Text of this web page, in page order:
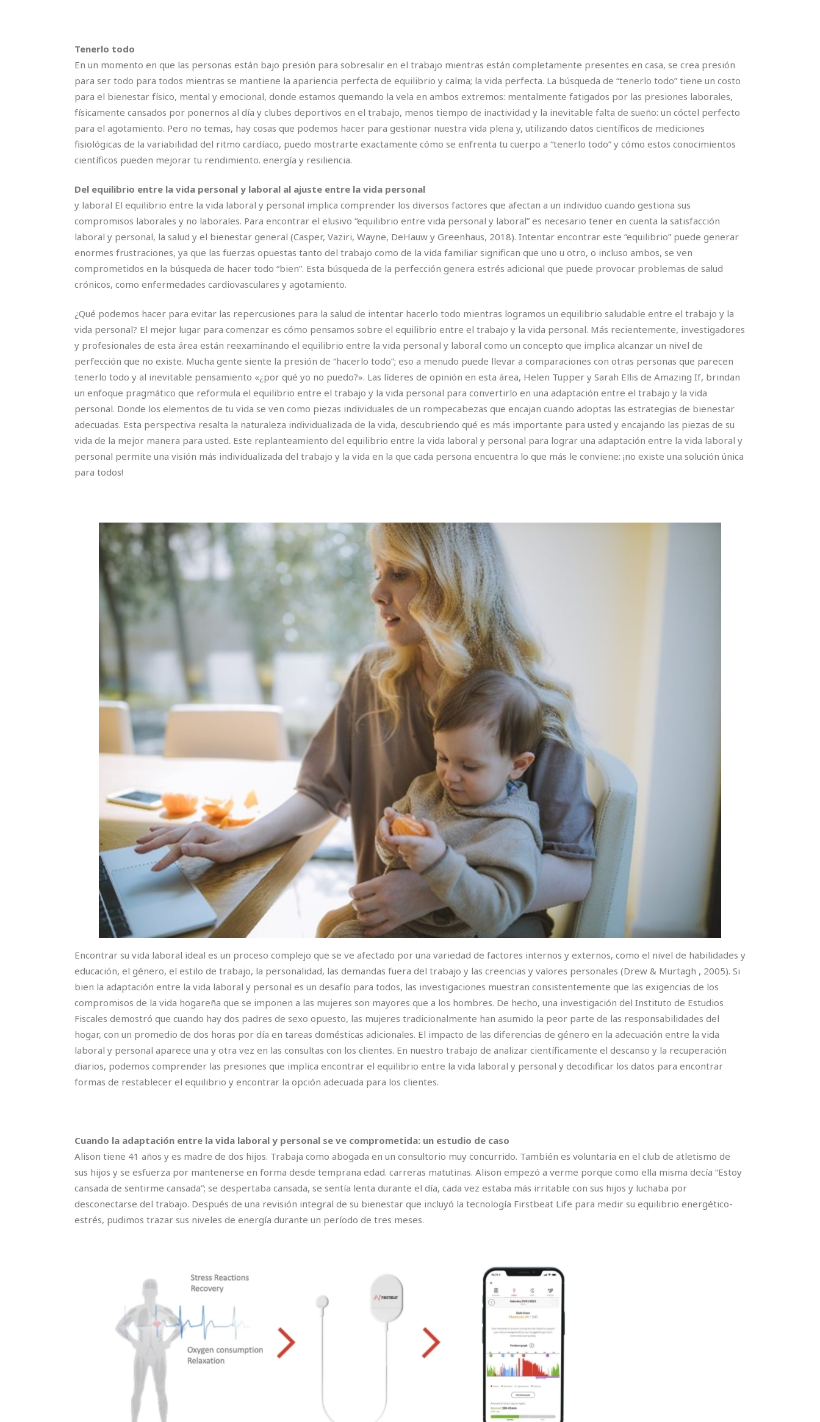
Tenerlo todo
En un momento en que las personas están bajo presión para sobresalir en el trabajo mientras están completamente presentes en casa, se crea presión
para ser todo para todos mientras se mantiene la apariencia perfecta de equilibrio y calma; la vida perfecta. La búsqueda de “tenerlo todo” tiene un costo
para el bienestar físico, mental y emocional, donde estamos quemando la vela en ambos extremos: mentalmente fatigados por las presiones laborales,
físicamente cansados ​​por ponernos al día y clubes deportivos en el trabajo, menos tiempo de inactividad y la inevitable falta de sueño: un cóctel perfecto
para el agotamiento. Pero no temas, hay cosas que podemos hacer para gestionar nuestra vida plena y, utilizando datos científicos de mediciones
fisiológicas de la variabilidad del ritmo cardíaco, puedo mostrarte exactamente cómo se enfrenta tu cuerpo a “tenerlo todo” y cómo estos conocimientos
científicos pueden mejorar tu rendimiento. energía y resiliencia.
Del equilibrio entre la vida personal y laboral al ajuste entre la vida personal
y laboral El equilibrio entre la vida laboral y personal implica comprender los diversos factores que afectan a un individuo cuando gestiona sus
compromisos laborales y no laborales. Para encontrar el elusivo “equilibrio entre vida personal y laboral” es necesario tener en cuenta la satisfacción
laboral y personal, la salud y el bienestar general (Casper, Vaziri, Wayne, DeHauw y Greenhaus, 2018). Intentar encontrar este “equilibrio” puede generar
enormes frustraciones, ya que las fuerzas opuestas tanto del trabajo como de la vida familiar significan que uno u otro, o incluso ambos, se ven
comprometidos en la búsqueda de hacer todo “bien”. Esta búsqueda de la perfección genera estrés adicional que puede provocar problemas de salud
crónicos, como enfermedades cardiovasculares y agotamiento.
¿Qué podemos hacer para evitar las repercusiones para la salud de intentar hacerlo todo mientras logramos un equilibrio saludable entre el trabajo y la
vida personal? El mejor lugar para comenzar es cómo pensamos sobre el equilibrio entre el trabajo y la vida personal. Más recientemente, investigadores
y profesionales de esta área están reexaminando el equilibrio entre la vida personal y laboral como un concepto que implica alcanzar un nivel de
perfección que no existe. Mucha gente siente la presión de “hacerlo todo”; eso a menudo puede llevar a comparaciones con otras personas que parecen
tenerlo todo y al inevitable pensamiento «¿por qué yo no puedo?». Las líderes de opinión en esta área, Helen Tupper y Sarah Ellis de Amazing If, brindan
un enfoque pragmático que reformula el equilibrio entre el trabajo y la vida personal para convertirlo en una adaptación entre el trabajo y la vida
personal. Donde los elementos de tu vida se ven como piezas individuales de un rompecabezas que encajan cuando adoptas las estrategias de bienestar
adecuadas. Esta perspectiva resalta la naturaleza individualizada de la vida, descubriendo qué es más importante para usted y encajando las piezas de su
vida de la mejor manera para usted. Este replanteamiento del equilibrio entre la vida laboral y personal para lograr una adaptación entre la vida laboral y
personal permite una visión más individualizada del trabajo y la vida en la que cada persona encuentra lo que más le conviene: ¡no existe una solución única
para todos!
Encontrar su vida laboral ideal es un proceso complejo que se ve afectado por una variedad de factores internos y externos, como el nivel de habilidades y
educación, el género, el estilo de trabajo, la personalidad, las demandas fuera del trabajo y las creencias y valores personales (Drew & Murtagh , 2005). Si
bien la adaptación entre la vida laboral y personal es un desafío para todos, las investigaciones muestran consistentemente que las exigencias de los
compromisos de la vida hogareña que se imponen a las mujeres son mayores que a los hombres. De hecho, una investigación del Instituto de Estudios
Fiscales demostró que cuando hay dos padres de sexo opuesto, las mujeres tradicionalmente han asumido la peor parte de las responsabilidades del
hogar, con un promedio de dos horas por día en tareas domésticas adicionales. El impacto de las diferencias de género en la adecuación entre la vida
laboral y personal aparece una y otra vez en las consultas con los clientes. En nuestro trabajo de analizar científicamente el descanso y la recuperación
diarios, podemos comprender las presiones que implica encontrar el equilibrio entre la vida laboral y personal y decodificar los datos para encontrar
formas de restablecer el equilibrio y encontrar la opción adecuada para los clientes.
Cuando la adaptación entre la vida laboral y personal se ve comprometida: un estudio de caso
Alison tiene 41 años y es madre de dos hijos. Trabaja como abogada en un consultorio muy concurrido. También es voluntaria en el club de atletismo de
sus hijos y se esfuerza por mantenerse en forma desde temprana edad. carreras matutinas. Alison empezó a verme porque como ella misma decía “Estoy
cansada de sentirme cansada”; se despertaba cansada, se sentía lenta durante el día, cada vez estaba más irritable con sus hijos y luchaba por
desconectarse del trabajo. Después de una revisión integral de su bienestar que incluyó la tecnología Firstbeat Life para medir su equilibrio energético-
estrés, pudimos trazar sus niveles de energía durante un período de tres meses.